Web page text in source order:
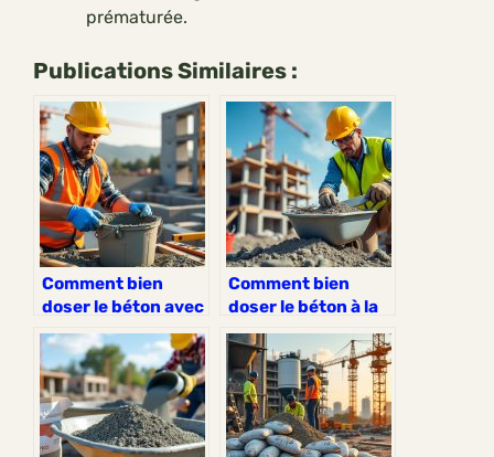
prématurée.
Publications Similaires :
Comment bien
doser le béton avec
un seau ?
Comment bien
doser le béton à la
pelle pour vos
projets ?